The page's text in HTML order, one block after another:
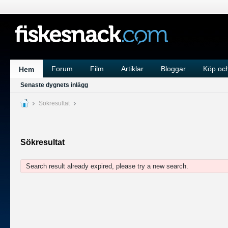
Hem Forum Film Artiklar Bloggar Köp
Senaste dygnets inlägg
Sökresultat
Sökresultat
Search result already expired, please try a new search.